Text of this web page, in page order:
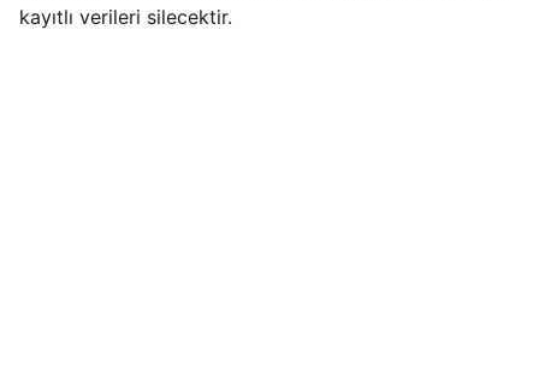
kayıtlı verileri silecektir.